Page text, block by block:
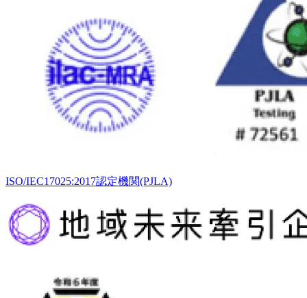
ISO/IEC17025:2017認定機関(PJLA)